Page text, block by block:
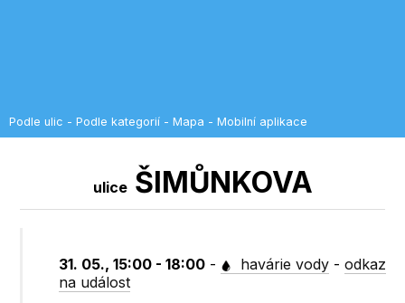
Podle ulic - Podle kategorií - Mapa - Mobilní aplikace
uliceŠIMŮNKOVA
31. 05., 15:00 - 18:00 - havárie vody -odkaz
na událost